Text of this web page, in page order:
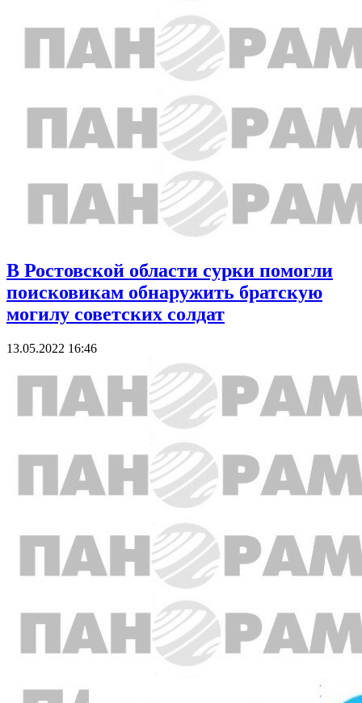
В Ростовской области сурки помогли
поисковикам обнаружить братскую
могилу советских солдат
13.05.2022 16:46